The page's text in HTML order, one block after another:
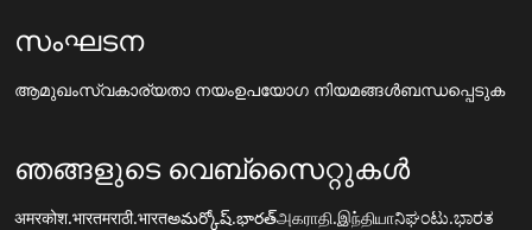
സംഘടന
ആമുഖംസ്വകാര്യതാ നയംഉപയോഗ നിയമങ്ങൾബന്ധപ്പെടുക
ഞങ്ങളുടെ വെബ്സൈറ്റുകൾ
अमरकोश.भारतमराठी.भारतఅమర్కోష్.భారత్அகராதி.இந்தியாನಿಘಂಟು.ಭಾರತ